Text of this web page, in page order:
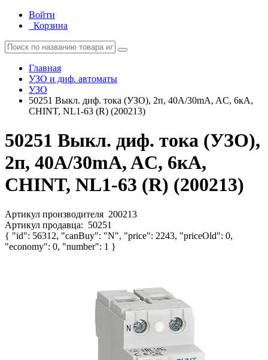
Войти
Корзина
Главная
УЗО и диф. автоматы
УЗО
50251 Выкл. диф. тока (УЗО), 2п, 40А/30mA, AC, 6кА,
CHINT, NL1-63 (R) (200213)
50251 Выкл. диф. тока (УЗО),
2п, 40А/30mA, AC, 6кА,
CHINT, NL1-63 (R) (200213)
Артикул производителя 200213
Артикул продавца: 50251
{ "id": 56312, "canBuy": "N", "price": 2243, "priceOld": 0,
"economy": 0, "number": 1 }